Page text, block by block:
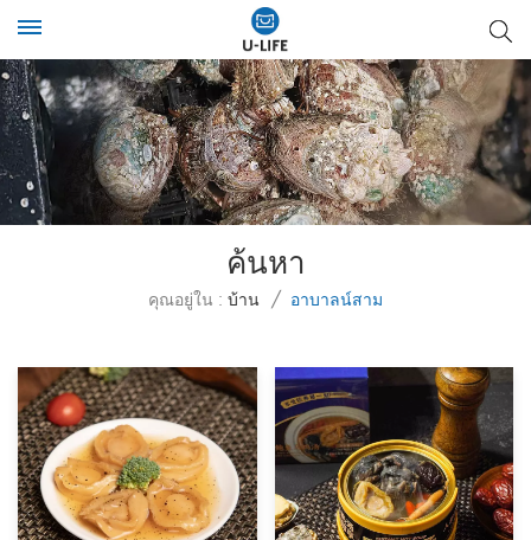
ค้นหา
คุณอยู่ใน : บ้าน / อาบาลน์สาม